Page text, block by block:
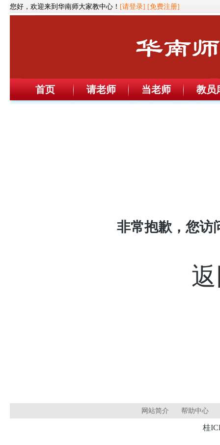
您好，欢迎来到华南师大家教中心！ [请登录] [免费注册]
首页 请老师 当老师 教员
非常抱歉，您访
网站简介 帮助中心
桂